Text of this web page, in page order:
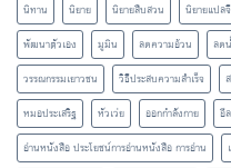
นิทาน
นิยาย นิยายสืบสวน นิยายแปล
พัฒนาตัวเอง
มูมิน ลดความอ้วน ลด
วรรณกรรมเยาวชน
วิธีประสบความสำเร็จ
หมอประเสริฐ
หัวเว่ย ออกกำลังกาย อี
อ่านหนังสือ ประโยชน์การอ่านหนังสือ การอ่าน